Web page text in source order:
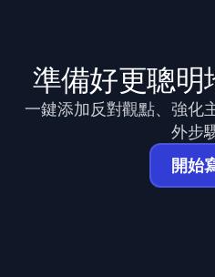
準備好更聰明
一鍵添加反對觀點、強化
外步
開始